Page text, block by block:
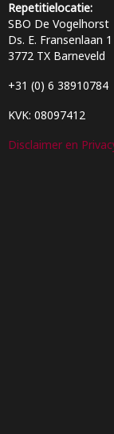
Repetitielocatie:
SBO De Vogelhorst
Ds. E. Fransenlaan 1
3772 TX Barneveld
+31 (0) 6 38910784
KVK: 08097412
Disclaimer en